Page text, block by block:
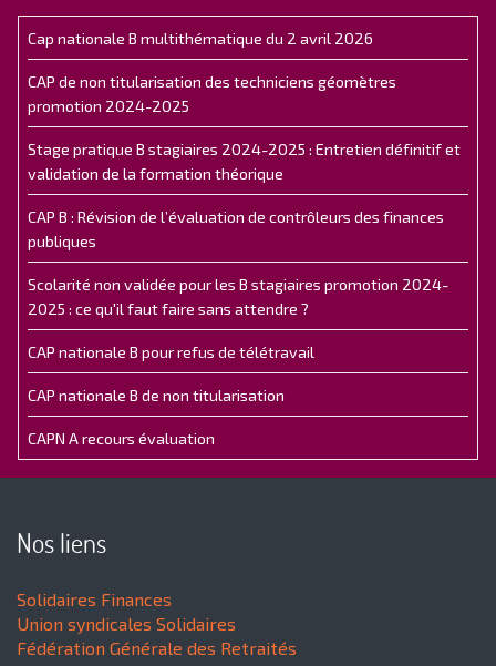
Cap nationale B multithématique du 2 avril 2026
CAP de non titularisation des techniciens géomètres
promotion 2024-2025
Stage pratique B stagiaires 2024-2025 : Entretien définitif et
validation de la formation théorique
CAP B : Révision de l’évaluation de contrôleurs des finances
publiques
Scolarité non validée pour les B stagiaires promotion 2024-
2025 : ce qu'il faut faire sans attendre ?
CAP nationale B pour refus de télétravail
CAP nationale B de non titularisation
CAPN A recours évaluation
Nos liens
Solidaires Finances
Union syndicales Solidaires
Fédération Générale des Retraités